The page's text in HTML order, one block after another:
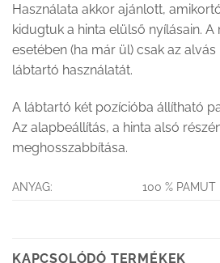
Használata akkor ajánlott,
kidugtuk a hinta elülső nyílásain.
esetében (ha már ül) csak az
lábtartó használatát.
A lábtartó két pozícióba állítható
Az alapbeállítás, a hinta alsó
meghosszabbítása.
ANYAG: 100 % PAMUT
KAPCSOLÓDÓ TERMÉKEK